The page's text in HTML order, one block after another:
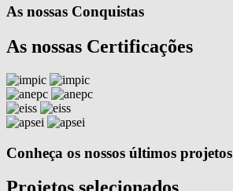
As nossas Conquistas
As nossas Certificações
Conheça os nossos últimos projetos